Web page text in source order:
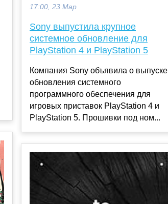
17:00, 23 Мар
Sony выпустила крупное
системное обновление для
PlayStation 4 и PlayStation 5
Компания Sony объявила о выпуске
обновления системного
программного обеспечения для
игровых приставок PlayStation 4 и
PlayStation 5. Прошивки под ном...